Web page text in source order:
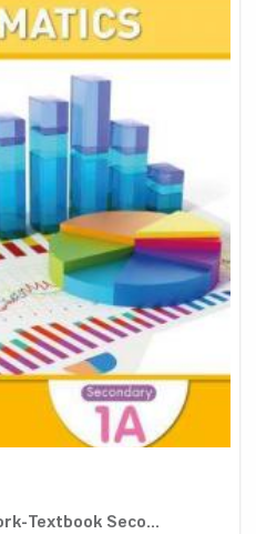
Textbook Seco...